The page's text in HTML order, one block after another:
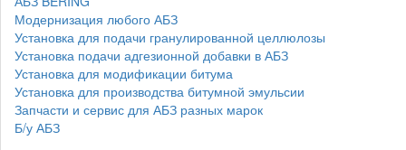
Модернизация любого АБЗ
Установка для подачи гранулированной целлюлозы
Установка подачи адгезионной добавки в АБЗ
Установка для модификации битума
Установка для производства битумной эмульсии
Запчасти и сервис для АБЗ разных марок
Б/у АБЗ